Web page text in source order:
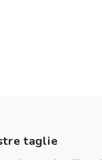
taglie